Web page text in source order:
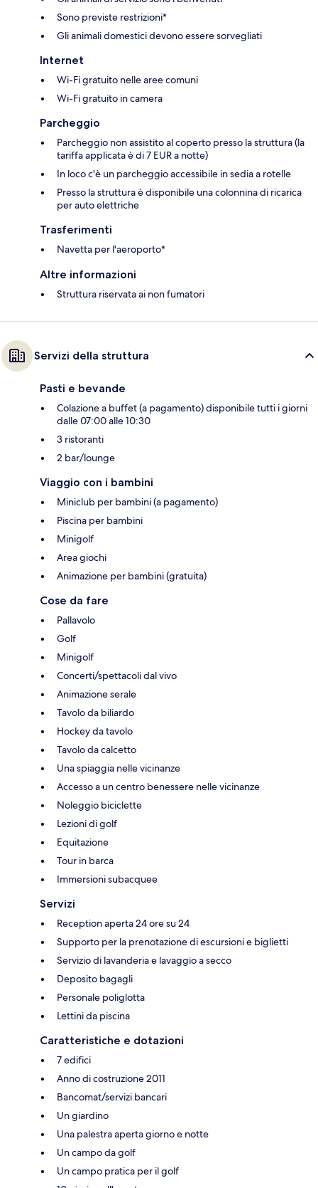
Sono previste restrizioni*
Gli animali domestici devono essere sorvegliati
Internet
Wi-Fi gratuito nelle aree comuni
Wi-Fi gratuito in camera
Parcheggio
Parcheggio non assistito al coperto presso la struttura (la
tariffa applicata è di 7 EUR a notte)
In loco c'è un parcheggio accessibile in sedia a rotelle
Presso la struttura è disponibile una colonnina di ricarica
per auto elettriche
Trasferimenti
Navetta per l'aeroporto*
Altre informazioni
Struttura riservata ai non fumatori
Servizi della struttura
Pasti e bevande
Colazione a buffet (a pagamento) disponibile tutti i giorni
dalle 07:00 alle 10:30
3 ristoranti
2 bar/lounge
Viaggio con i bambini
Miniclub per bambini (a pagamento)
Piscina per bambini
Minigolf
Area giochi
Animazione per bambini (gratuita)
Cose da fare
Pallavolo
Golf
Minigolf
Concerti/spettacoli dal vivo
Animazione serale
Tavolo da biliardo
Hockey da tavolo
Tavolo da calcetto
Una spiaggia nelle vicinanze
Accesso a un centro benessere nelle vicinanze
Noleggio biciclette
Lezioni di golf
Equitazione
Tour in barca
Immersioni subacquee
Servizi
Reception aperta 24 ore su 24
Supporto per la prenotazione di escursioni e biglietti
Servizio di lavanderia e lavaggio a secco
Deposito bagagli
Personale poliglotta
Lettini da piscina
Caratteristiche e dotazioni
7 edifici
Anno di costruzione 2011
Bancomat/servizi bancari
Un giardino
Una palestra aperta giorno e notte
Un campo da golf
Un campo pratica per il golf